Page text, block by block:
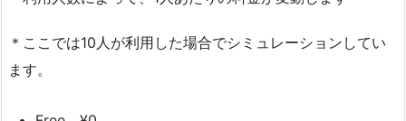
＊ここでは10人が利用した場合でシミュレーションしてい
ます。